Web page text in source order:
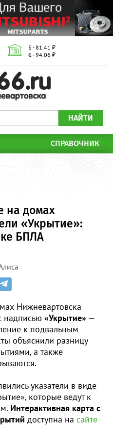
$ - 81.41 ₽
€ - 94.06 ₽
НАЙТИ
СПРАВОЧНИК
на домах
«Укрытие»:
БПЛА
Нижневартовска
надписью «Укрытие» —
к подвальным
объяснили разницу
а также
указатели в виде
которые ведут к
Интерактивная карта с
доступна на сайте